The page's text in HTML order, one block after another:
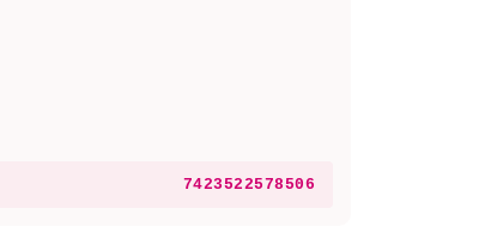
7423522578506